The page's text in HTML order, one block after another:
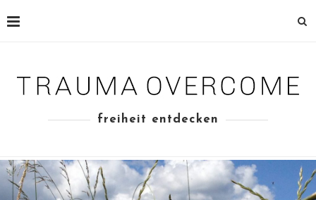
freiheit entdecken